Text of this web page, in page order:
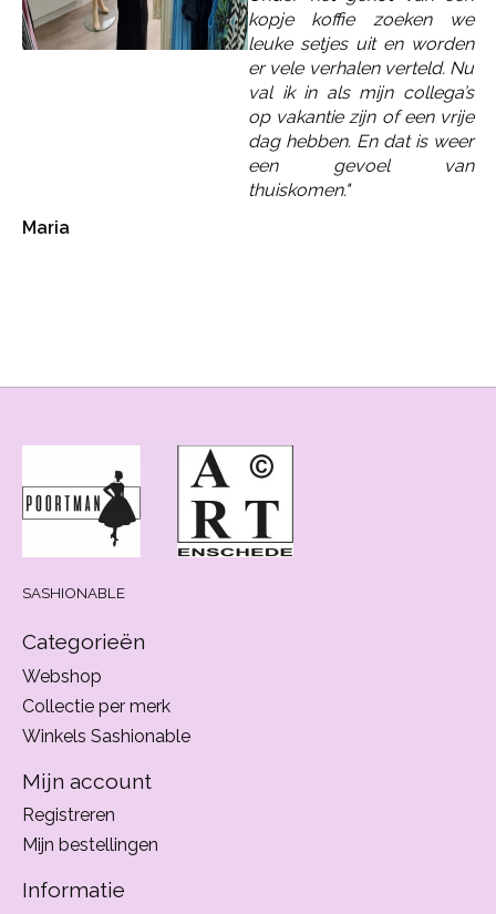
kopje koffie zoeken we
leuke setjes uit en worden
er vele verhalen verteld. Nu
val ik in als mijn collega’s
op vakantie zijn of een vrije
dag hebben. En dat is weer
een gevoel van
thuiskomen."
Maria
SASHIONABLE
Categorieën
Webshop
Collectie per merk
Winkels Sashionable
Mijn account
Registreren
Mijn bestellingen
Informatie